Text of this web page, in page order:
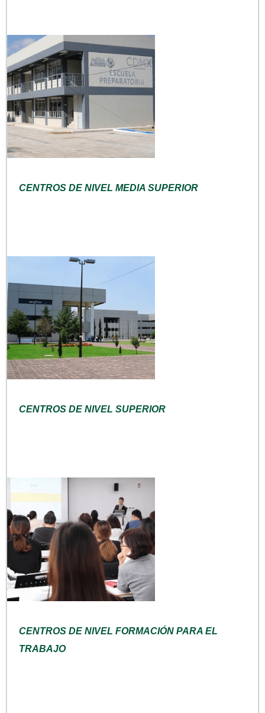
CENTROS DE NIVEL MEDIA SUPERIOR
CENTROS DE NIVEL SUPERIOR
CENTROS DE NIVEL FORMACIÓN PARA EL
TRABAJO